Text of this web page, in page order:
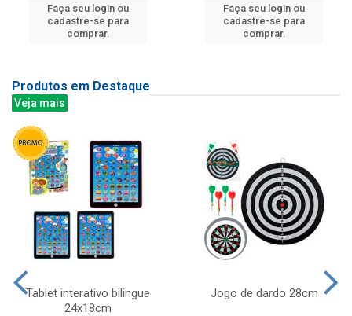
Faça seu login ou
cadastre-se para
comprar.
Faça seu login ou
cadastre-se para
comprar.
Produtos em Destaque
Veja mais
Tablet interativo bilingue
24x18cm
Jogo de dardo 28cm